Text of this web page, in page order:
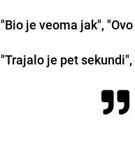
"Bio je veoma jak",
"Trajalo je pet sekundi",